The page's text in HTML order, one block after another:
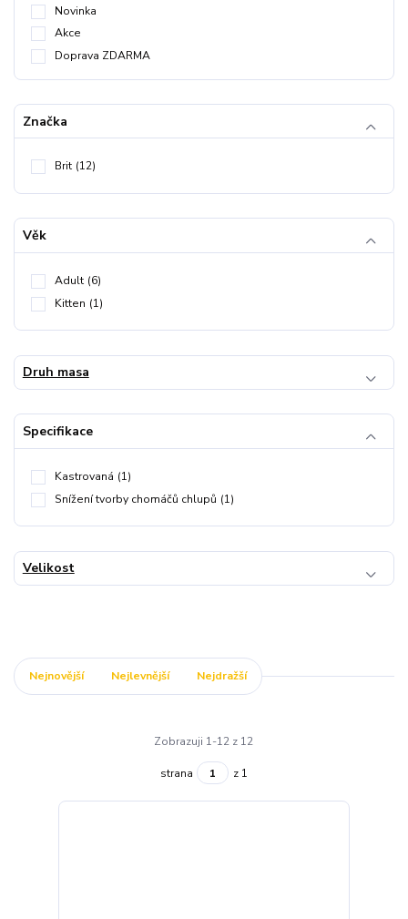
Novinka
Akce
Doprava ZDARMA
Značka
Brit (12)
Věk
Adult (6)
Kitten (1)
Druh masa
Specifikace
Kastrovaná (1)
Snížení tvorby chomáčů chlupů (1)
Velikost
Nejnovější Nejlevnější Nejdražší
Zobrazuji 1-12 z 12
strana z 1